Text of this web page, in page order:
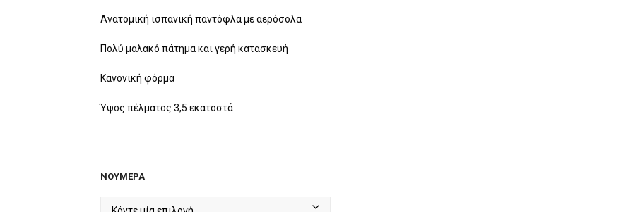
Ανατομική ισπανική παντόφλα με αερόσολα
Πολύ μαλακό πάτημα και γερή κατασκευή
Κανονική φόρμα
Ύψος πέλματος 3,5 εκατοστά
ΝΟΎΜΕΡΑ